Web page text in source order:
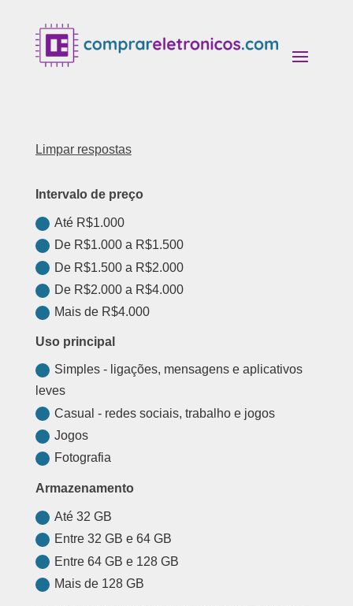
Limpar respostas
Intervalo de preço
Até R$1.000
De R$1.000 a R$1.500
De R$1.500 a R$2.000
De R$2.000 a R$4.000
Mais de R$4.000
Uso principal
Simples - ligações, mensagens e aplicativos
leves
Casual - redes sociais, trabalho e jogos
Jogos
Fotografia
Armazenamento
Até 32 GB
Entre 32 GB e 64 GB
Entre 64 GB e 128 GB
Mais de 128 GB